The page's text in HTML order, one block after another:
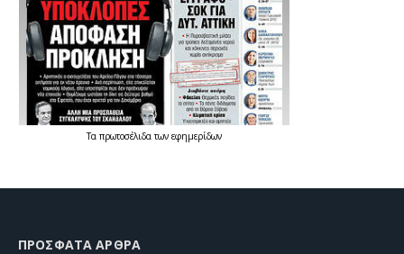
Τα πρωτοσέλιδατων εφημερίδων
ΠΡΌΣΦΑΤΑ ΆΡΘΡΑ